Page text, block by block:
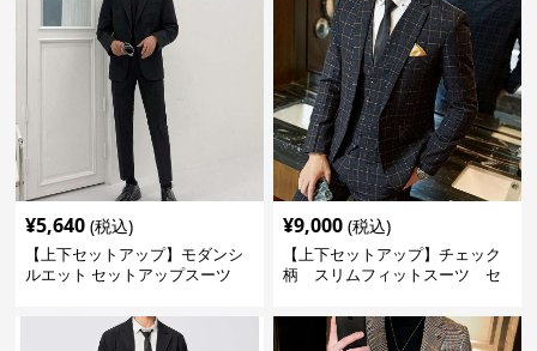
¥5,640 (税込)
【上下セットアップ】モダンシ
ルエット セットアップスーツ
¥9,000 (税込)
【上下セットアップ】チェック
柄 スリムフィットスーツ セ